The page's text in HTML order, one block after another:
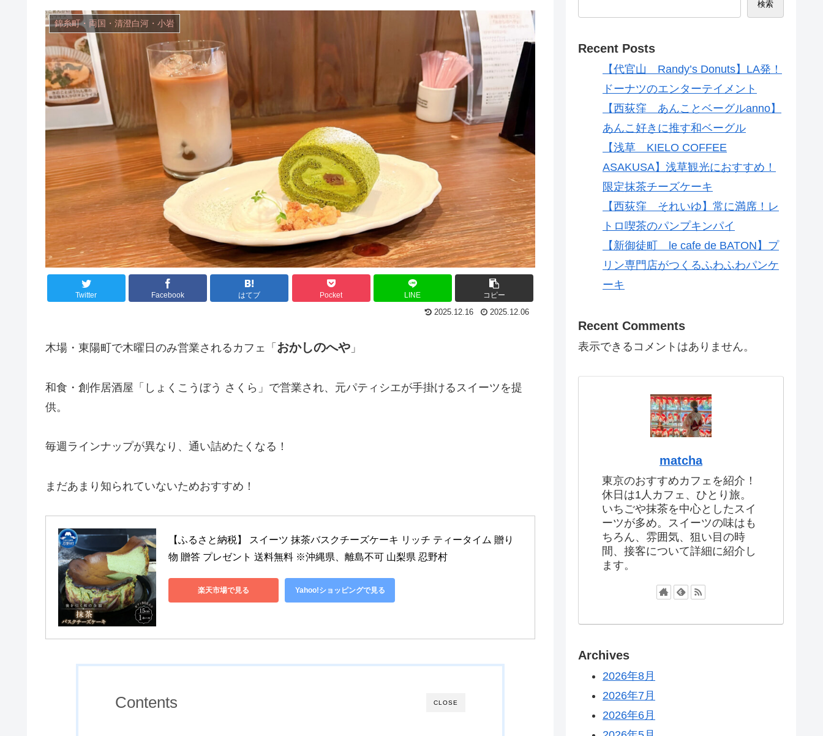
錦糸町・両国・清澄白河・小岩
Twitter Facebook はてブ Pocket LINE コピー
2025.12.16 2025.12.06
木場・東陽町で木曜日のみ営業されるカフェ「 おかしのへや 」
和食・創作居酒屋「しょくこうぼう さくら」で営業され、元パティシエが手掛けるスイーツを提
供。
毎週ラインナップが異なり、通い詰めたくなる！
まだあまり知られていないためおすすめ！
【ふるさと納税】 スイーツ 抹茶バスクチーズケーキ リッチ ティータイム 贈り
物 贈答 プレゼント 送料無料 ※沖縄県、離島不可 山梨県 忍野村
楽天市場で見る Yahoo!ショッピングで見る
CLOSE
Contents
検索
Recent Posts
【代官山 Randy’s Donuts】LA発！
ドーナツのエンターテイメント
【西荻窪 あんことベーグルanno】
あんこ好きに推す和ベーグル
【浅草 KIELO COFFEE
ASAKUSA】浅草観光におすすめ！
限定抹茶チーズケーキ
【西荻窪 それいゆ】常に満席！レ
トロ喫茶のパンプキンパイ
【新御徒町 le cafe de BATON】プ
リン専門店がつくるふわふわパンケ
ーキ
Recent Comments
表示できるコメントはありません。
matcha
東京のおすすめカフェを紹介！
休日は1人カフェ、ひとり旅。
いちごや抹茶を中心としたスイ
ーツが多め。スイーツの味はも
ちろん、雰囲気、狙い目の時
間、接客について詳細に紹介し
ます。
Archives
2026年8月
2026年7月
2026年6月